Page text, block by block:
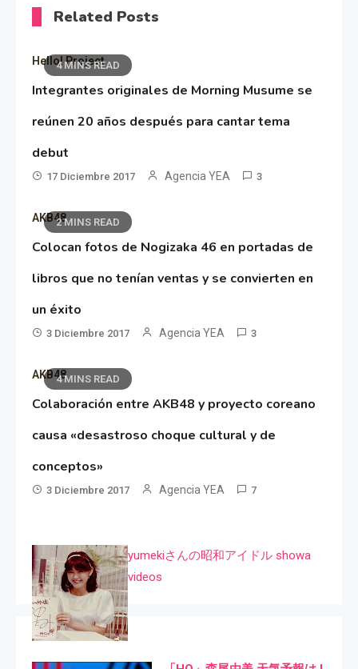
Related Posts
4 MINS READ
Hello! Project
Integrantes originales de Morning Musume se
reúnen 20 años después para cantar tema
debut
17 Diciembre 2017 Agencia YEA 3
2 MINS READ
AKB48
Colocan fotos de Nogizaka 46 en portadas de
libros que no tenían ventas y se convierten en
un éxito
3 Diciembre 2017 Agencia YEA 3
4 MINS READ
AKB48
Colaboración entre AKB48 y proyecto coreano
causa «desastroso choque cultural y de
conceptos»
3 Diciembre 2017 Agencia YEA 7
yumekiさんの昭和アイドル showa
videos